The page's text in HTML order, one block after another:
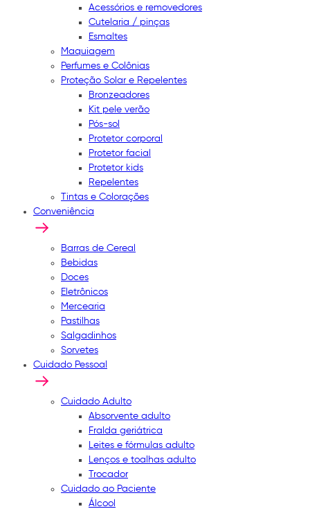
Acessórios e removedores
Cutelaria / pinças
Esmaltes
Maquiagem
Perfumes e Colônias
Proteção Solar e Repelentes
Bronzeadores
Kit pele verão
Pós-sol
Protetor corporal
Protetor facial
Protetor kids
Repelentes
Tintas e Colorações
Conveniência
Barras de Cereal
Bebidas
Doces
Eletrônicos
Mercearia
Pastilhas
Salgadinhos
Sorvetes
Cuidado Pessoal
Cuidado Adulto
Absorvente adulto
Fralda geriátrica
Leites e fórmulas adulto
Lenços e toalhas adulto
Trocador
Cuidado ao Paciente
Álcool